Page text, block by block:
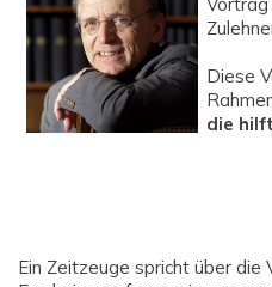
Diese
die
Ein Zeitzeuge spricht über die